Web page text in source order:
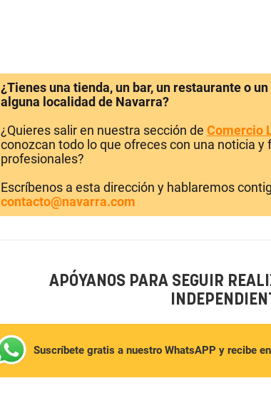
¿Tienes una tienda, un bar, un restaurante o
alguna localidad de Navarra?
¿Quieres salir en nuestra sección de Comercio
conozcan todo lo que ofreces con una noticia
profesionales?
Escríbenos a esta dirección y hablaremos
contacto@navarra.com
APÓYANOS PARA SEGUIR
Suscríbete gratis a nuestro WhatsAPP y recibe